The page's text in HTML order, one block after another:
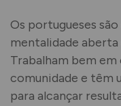
Os portugueses
mentalidade
Trabalham bem em
comunidade e têm
para alcançar